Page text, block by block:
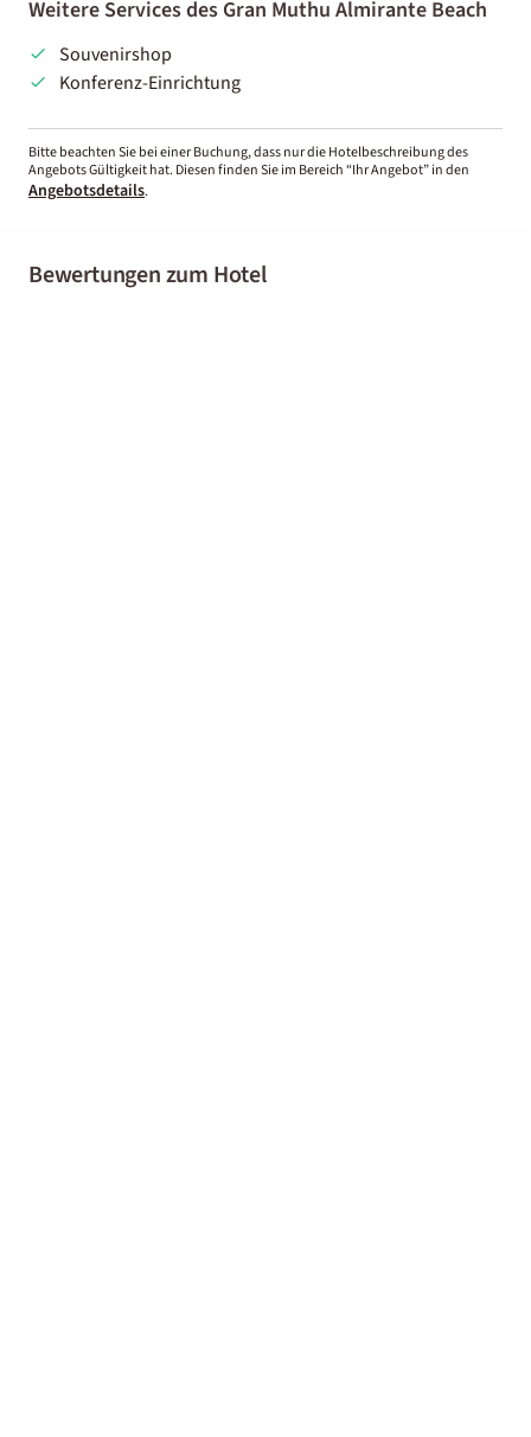
Weitere Services des Gran Muthu Almirante Beach
Souvenirshop
Konferenz-Einrichtung
Bitte beachten Sie bei einer Buchung, dass nur die Hotelbeschreibung des
Angebots Gültigkeit hat. Diesen finden Sie im Bereich “Ihr Angebot” in den
Angebotsdetails.
Bewertungen zum Hotel